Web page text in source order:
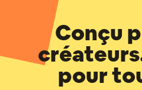
Conçu
pour